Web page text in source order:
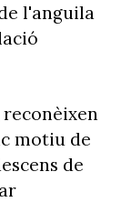
l'anguila
reconèixen
motiu de
de